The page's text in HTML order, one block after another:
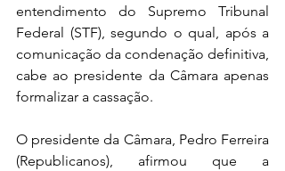
entendimento do Supremo Tribunal
Federal (STF), segundo o qual, após a
comunicação da condenação definitiva,
cabe ao presidente da Câmara apenas
formalizar a cassação.
O presidente da Câmara, Pedro Ferreira
(Republicanos), afirmou que a